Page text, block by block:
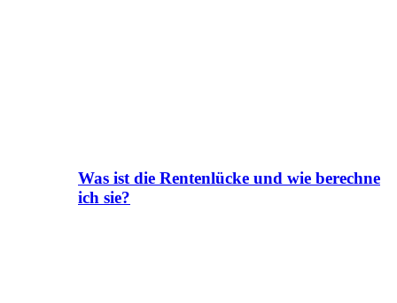
Was ist die Rentenlücke und wie berechne
ich sie?